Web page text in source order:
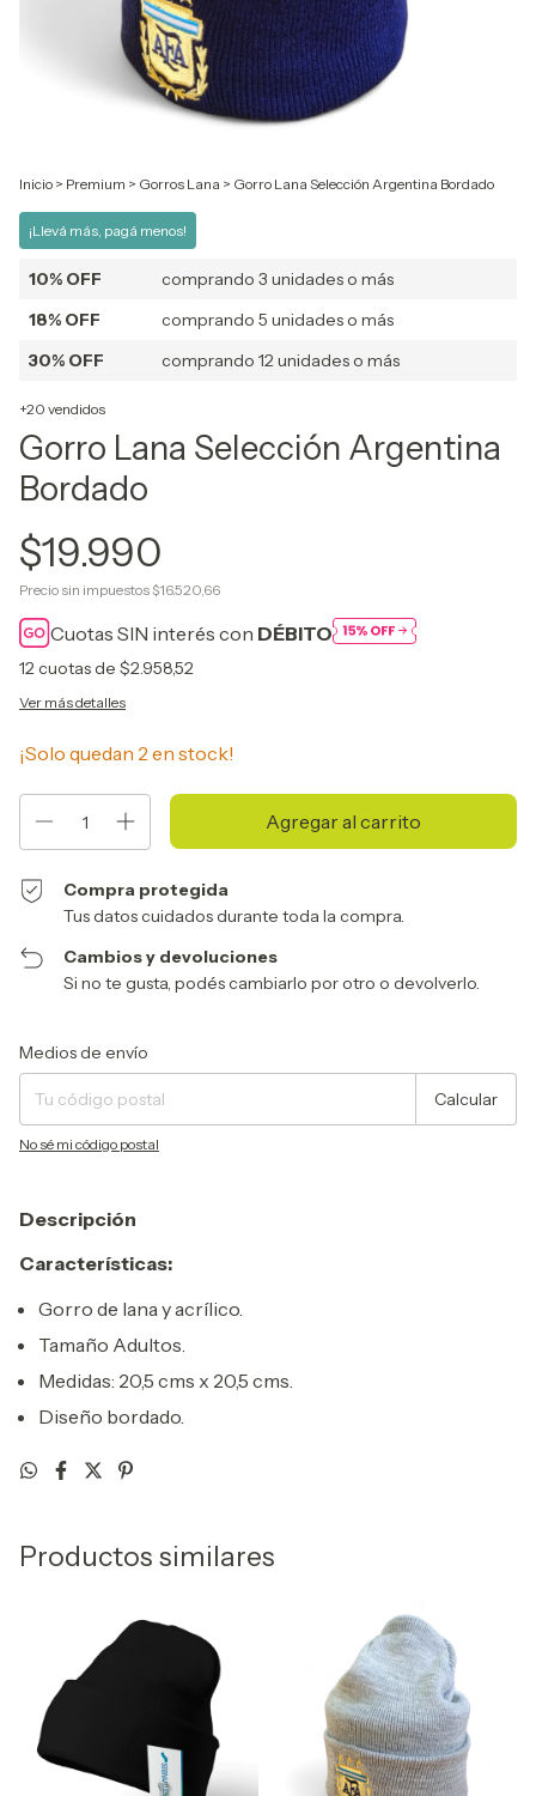
Inicio > Premium > Gorros Lana > Gorro Lana Selección Argentina Bordado
¡Llevá más, pagá menos!
10% OFF
comprando 3 unidades o más
18% OFF
comprando 5 unidades o más
30% OFF
comprando 12 unidades o más
+20 vendidos
Gorro Lana Selección Argentina
Bordado
$19.990
Precio sin impuestos $16.520,66
Cuotas SIN interés con DÉBITO
12cuotas de $2.958,52
Ver más detalles
¡Solo quedan 2 en stock!
Compra protegida
Tus datos cuidados durante toda la compra.
Cambios y devoluciones
Si no te gusta, podés cambiarlo por otro o devolverlo.
Entregas para el CP:
Medios de envío
Calcular
No sé mi código postal
Descripción
Características:
Gorro de lana y acrílico.
Tamaño Adultos.
Medidas: 20,5 cms x 20,5 cms.
Diseño bordado.
Productos similares